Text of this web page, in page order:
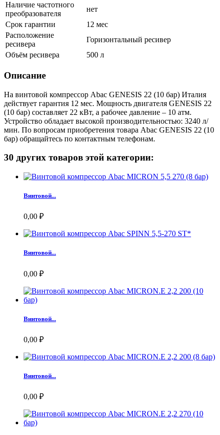
Наличие частотного
преобразователя
нет
Срок гарантии
12 мес
Расположение
ресивера
Горизонтальный ресивер
Объём ресивера
500 л
Описание
На винтовой компрессор Abac GENESIS 22 (10 бар) Италия
действует гарантия 12 мес. Мощность двигателя GENESIS 22
(10 бар) составляет 22 кВт, а рабочее давление – 10 атм.
Устройство обладает высокой производительностью: 3240 л/
мин. По вопросам приобретения товара Abac GENESIS 22 (10
бар) обращайтесь по контактным телефонам.
30 других товаров этой категории:
Винтовой...
0,00 ₽
Винтовой...
0,00 ₽
Винтовой...
0,00 ₽
Винтовой...
0,00 ₽